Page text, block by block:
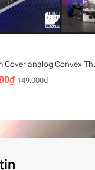
Cover analog Convex
Nintendo Switch 2 PS4
& Co
149.000₫